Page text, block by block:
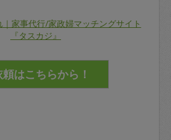
｜家事代行/家政婦マッチングサイト
『タスカジ』